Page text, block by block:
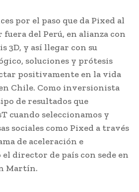
por el paso que da Pixed al
fuera del Perú, en alianza con
3D, y así llegar con su
soluciones y prótesis
positivamente en la vida
Chile. Como inversionista
de resultados que
cuando seleccionamos y
sociales como Pixed a través
de aceleración e
director de país con sede en
Martín.